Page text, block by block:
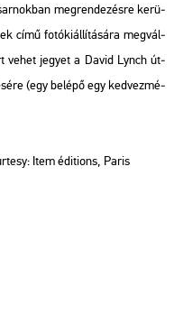
meg­ren­de­zés­re ke­rü­
című fo­tó­ki­ál­lí­tá­sá­ra meg­vál­
vehet je­gyet a David Lynch út­
(egy be­lé­pő egy ked­vez­mé­
Item édi­tions, Paris